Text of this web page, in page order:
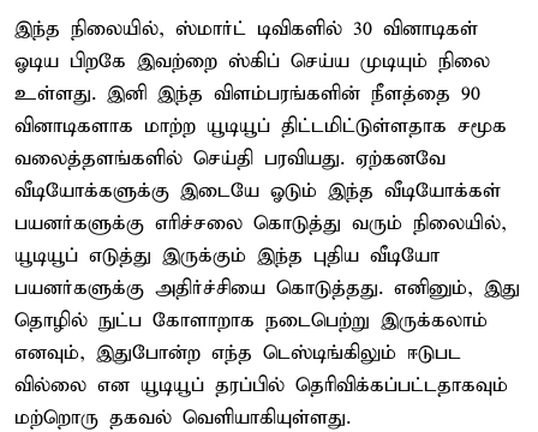
இந்த நிலையில், ஸ்மார்ட் டிவிகளில் 30 வினாடிகள்
ஓடிய பிறகே இவற்றை ஸ்கிப் செய்ய முடியும் நிலை
உள்ளது. இனி இந்த விளம்பரங்களின் நீளத்தை 90
வினாடிகளாக மாற்ற யூடியூப் திட்டமிட்டுள்ளதாக சமூக
வலைத்தளங்களில் செய்தி பரவியது. ஏற்கனவே
வீடியோக்களுக்கு இடையே ஓடும் இந்த வீடியோக்கள்
பயனர்களுக்கு எரிச்சலை கொடுத்து வரும் நிலையில்,
யூடியூப் எடுத்து இருக்கும் இந்த புதிய வீடியோ
பயனர்களுக்கு அதிர்ச்சியை கொடுத்தது. எனினும், இது
தொழில் நுட்ப கோளாறாக நடைபெற்று இருக்கலாம்
எனவும், இதுபோன்ற எந்த டெஸ்டிங்கிலும் ஈடுபட
வில்லை என யூடியூப் தரப்பில் தெரிவிக்கப்பட்டதாகவும்
மற்றொரு தகவல் வெளியாகியுள்ளது.